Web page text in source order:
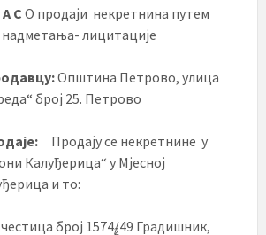
С О продаји некретнина путем
надметања- лицитације
Општина Петрово, улица
број 25. Петрово
Продају се некретнине у
Калуђерица“ у Мјесној
и то:
број 1574/49 Градишник,
2